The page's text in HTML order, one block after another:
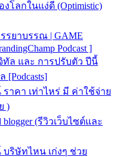
โลกในแง่ดี (Optimistic)
รยาบรรณ | GAME
Podcast ]
ล และ การปรับตัว ปีนี้
าคา เท่าไหร่ มี ค่าใช้จ่าย
)
(รีวิวเว็บไซต์และ
ริษัทไหน เก่งๆ ช่วย